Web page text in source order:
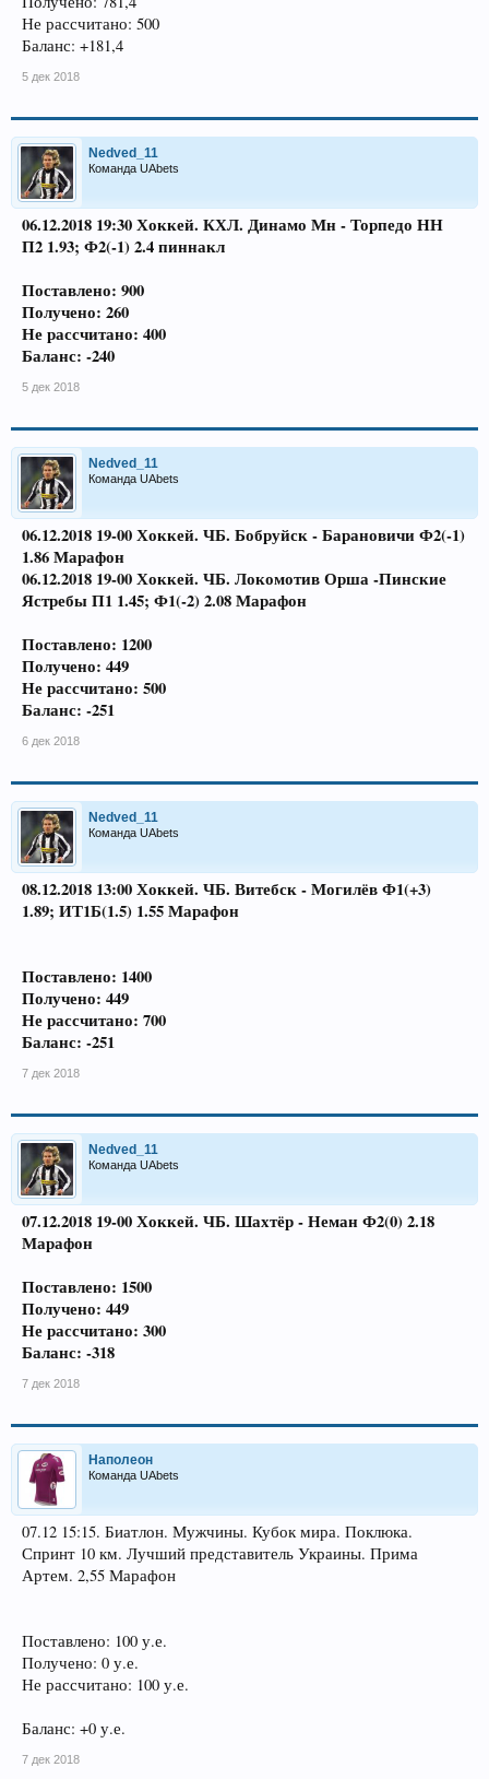
Не рассчитано: 500
Баланс: +181,4
5 дек 2018
Nedved_11
Команда UAbets
06.12.2018 19:30 Хоккей. КХЛ. Динамо Мн - Торпедо НН
П2 1.93; Ф2(-1) 2.4 пиннакл
Поставлено: 900
Получено: 260
Не рассчитано: 400
Баланс: -240
5 дек 2018
Nedved_11
Команда UAbets
06.12.2018 19-00 Хоккей. ЧБ. Бобруйск - Барановичи Ф2(-1)
1.86 Марафон
06.12.2018 19-00 Хоккей. ЧБ. Локомотив Орша -Пинские
Ястребы П1 1.45; Ф1(-2) 2.08 Марафон
Поставлено: 1200
Получено: 449
Не рассчитано: 500
Баланс: -251
6 дек 2018
Nedved_11
Команда UAbets
08.12.2018 13:00 Хоккей. ЧБ. Витебск - Могилёв Ф1(+3)
1.89; ИТ1Б(1.5) 1.55 Марафон
Поставлено: 1400
Получено: 449
Не рассчитано: 700
Баланс: -251
7 дек 2018
Nedved_11
Команда UAbets
07.12.2018 19-00 Хоккей. ЧБ. Шахтёр - Неман Ф2(0) 2.18
Марафон
Поставлено: 1500
Получено: 449
Не рассчитано: 300
Баланс: -318
7 дек 2018
Наполеон
Команда UAbets
07.12 15:15. Биатлон. Мужчины. Кубок мира. Поклюка.
Спринт 10 км. Лучший представитель Украины. Прима
Артем. 2,55 Марафон
Поставлено: 100 у.е.
Получено: 0 у.е.
Не рассчитано: 100 у.е.
Баланс: +0 у.е.
7 дек 2018